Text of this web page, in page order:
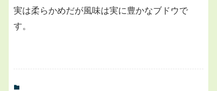
実は柔らかめだが風味は実に豊かなブドウで
す。